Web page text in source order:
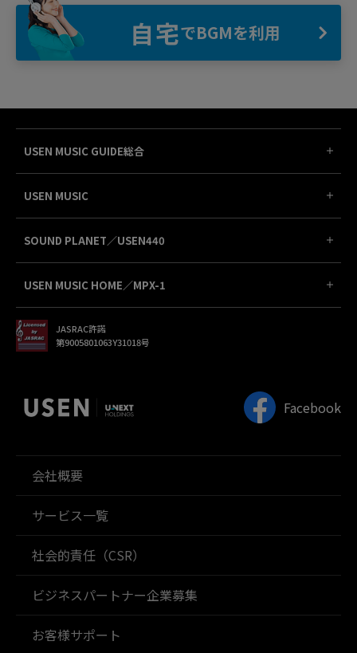
自宅でBGMを利用
USEN MUSIC GUIDE総合
USEN MUSIC
SOUND PLANET／USEN440
USEN MUSIC HOME／MPX-1
JASRAC許諾
第9005801063Y31018号
Facebook
会社概要
サービス一覧
社会的責任（CSR）
ビジネスパートナー企業募集
お客様サポート